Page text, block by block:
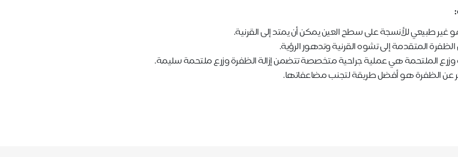
غير طبيعي للأنسجة على سطح العين يمكن أن يمتد إلى القرنية.
المتقدمة إلى تشوه القرنية وتدهور الرؤية.
وزرع الملتحمة هي عملية جراحية متخصصة تتضمن إزالة الظفرة وزرع ملتحمة سليمة.
عن الظفرة هو أفضل طريقة لتجنب مضاعفاتها.